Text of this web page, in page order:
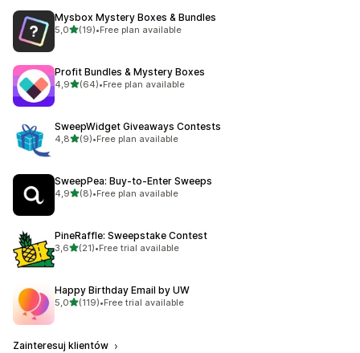
Mysbox Mystery Boxes & Bundles
5,0na 5 gwiazdek
(19)
Łączna liczba recenzji: 19
•Free plan available
Profit Bundles & Mystery Boxes
4,9na 5 gwiazdek
(64)
Łączna liczba recenzji: 64
•Free plan available
SweepWidget Giveaways Contests
4,8na 5 gwiazdek
(9)
Łączna liczba recenzji: 9
•Free plan available
SweepPea: Buy‑to‑Enter Sweeps
4,9na 5 gwiazdek
(8)
Łączna liczba recenzji: 8
•Free plan available
PineRaffle: Sweepstake Contest
3,6na 5 gwiazdek
(21)
Łączna liczba recenzji: 21
•Free trial available
Happy Birthday Email by UW
5,0na 5 gwiazdek
(119)
Łączna liczba recenzji: 119
•Free trial available
Zainteresuj klientów